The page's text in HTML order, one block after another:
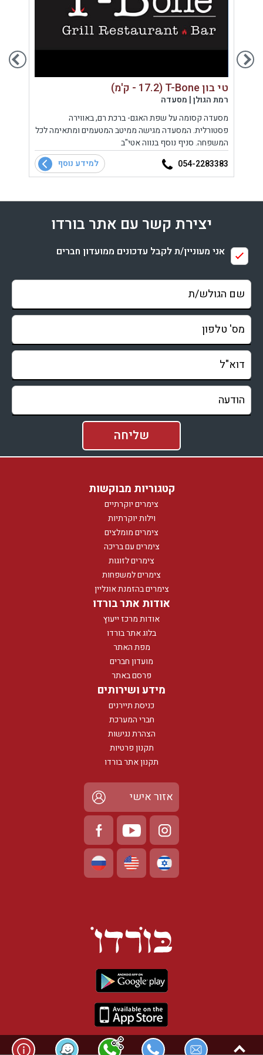
טי בון T-Bone (17.2 - ק'מ)
רמת הגולן | מסעדה
מסעדה קסומה על שפת האגם- ברכת רם, באווירה
פסטורלית. המסעדה מגישה ממיטב המטעמים ומתאימה לכל
המשפחה. סניף נוסף בנווה אטי"ב
054-2283383
למידע נוסף
יצירת קשר עם אתר בורדו
אני מעוניין/ת לקבל עדכונים ממועדון חברים
קטגוריות מבוקשות
צימרים יוקרתיים
וילות יוקרתיות
צימרים מומלצים
צימרים עם בריכה
צימרים לזוגות
צימרים למשפחות
צימרים בהזמנת אונליין
אודות אתר בורדו
אודות מרכז ייעוץ
בלוג אתר בורדו
מפת האתר
מועדון חברים
פרסם באתר
מידע ושירותים
כניסת תיירנים
חברי המערכת
הצהרת נגישות
תקנון פרטיות
תקנון אתר בורדו
אזור אישי